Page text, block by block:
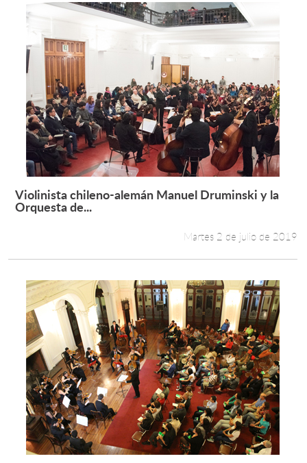
Leer más +
Violinista chileno-alemán Manuel Druminski y la
Orquesta de...
Martes 2 de julio de 2019